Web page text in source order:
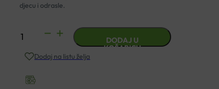
djecu i odrasle.
BIOVITALIS
ZA
KOŽU
DODAJ U
KOŠARICU
Dodaj na listu želja